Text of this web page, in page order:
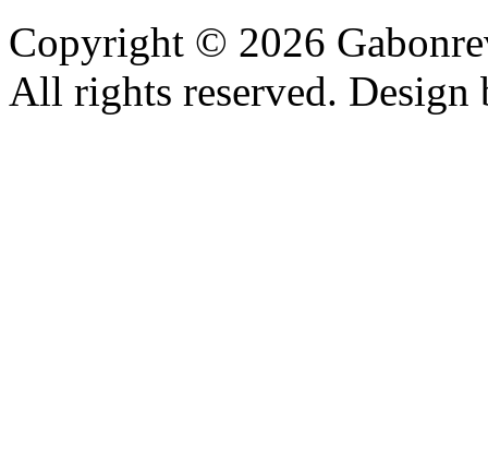
Copyright © 2026
All rights reserved.